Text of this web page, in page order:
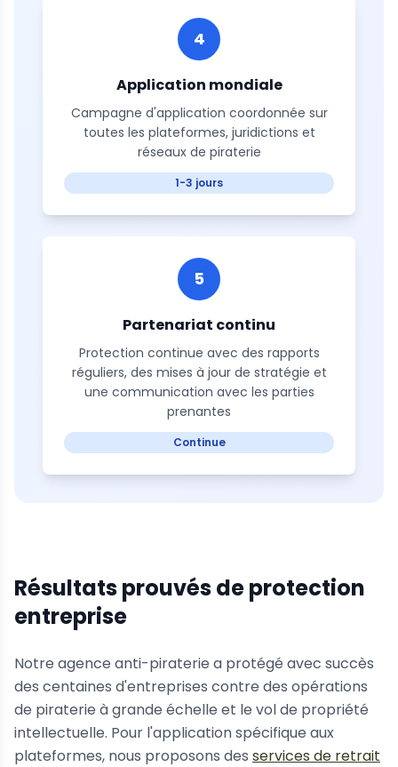
4
Application mondiale
Campagne d'application coordonnée sur
toutes les plateformes, juridictions et
réseaux de piraterie
1-3 jours
5
Partenariat continu
Protection continue avec des rapports
réguliers, des mises à jour de stratégie et
une communication avec les parties
prenantes
Continue
Résultats prouvés de protection
entreprise
Notre agence anti-piraterie a protégé avec succès
des centaines d'entreprises contre des opérations
de piraterie à grande échelle et le vol de propriété
intellectuelle. Pour l'application spécifique aux
plateformes, nous proposons des services de retrait